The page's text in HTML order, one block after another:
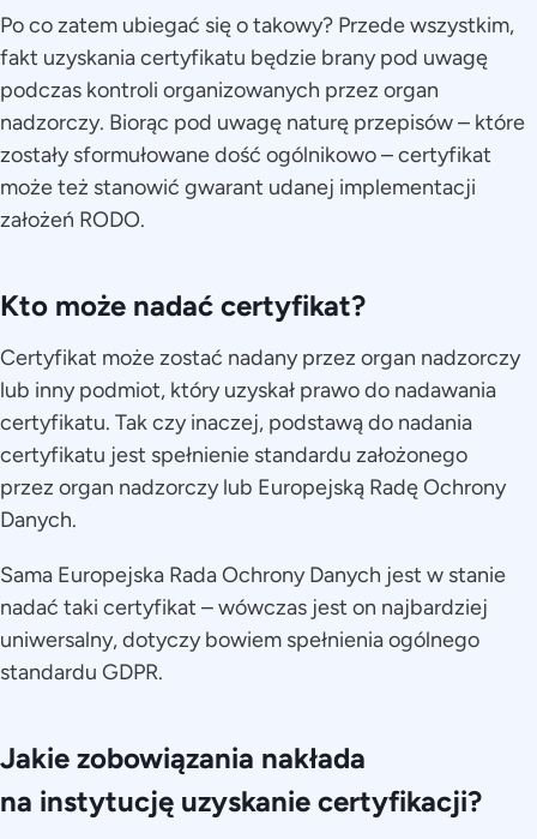
Po co zatem ubiegać się o takowy? Przede wszystkim,
fakt uzyskania certyfikatu będzie brany pod uwagę
podczas kontroli organizowanych przez organ
nadzorczy. Biorąc pod uwagę naturę przepisów – które
zostały sformułowane dość ogólnikowo – certyfikat
może też stanowić gwarant udanej implementacji
założeń RODO.
Kto może nadać certyfikat?
Certyfikat może zostać nadany przez organ nadzorczy
lub inny podmiot, który uzyskał prawo do nadawania
certyfikatu. Tak czy inaczej, podstawą do nadania
certyfikatu jest spełnienie standardu założonego
przez organ nadzorczy lub Europejską Radę Ochrony
Danych.
Sama Europejska Rada Ochrony Danych jest w stanie
nadać taki certyfikat – wówczas jest on najbardziej
uniwersalny, dotyczy bowiem spełnienia ogólnego
standardu GDPR.
Jakie zobowiązania nakłada
na instytucję uzyskanie certyfikacji?